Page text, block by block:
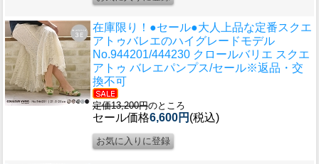
在庫限り！●セール●大人上品な定番スクエ
アトゥバレエのハイグレードモデル
No.944201/444230 クロールバリエ スクエ
アトゥ バレエパンプス/セール※返品・交
換不可
定価13,200円のところ
セール価格6,600円 (税込)